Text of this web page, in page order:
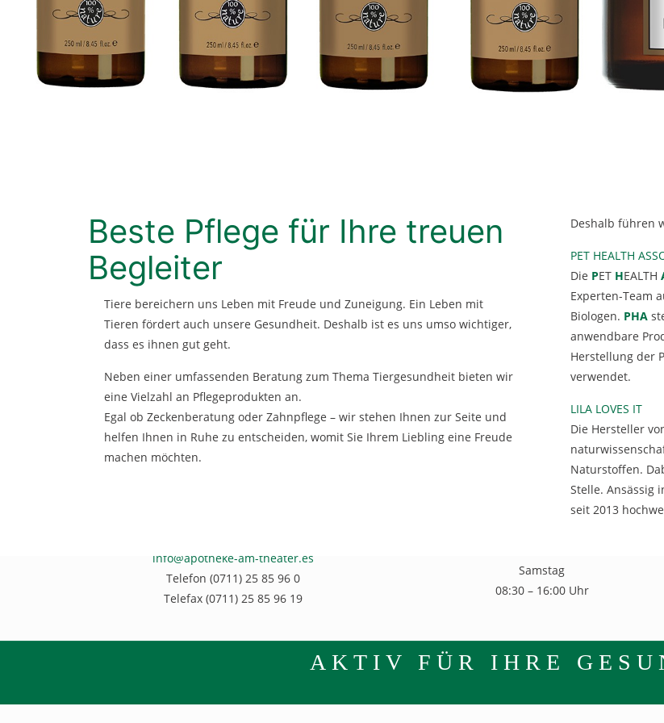
Beste Pflege für Ihre treuen
Begleiter
Tiere bereichern uns Leben mit Freude und Zuneigung. Ein Leben mit
Tieren fördert auch unsere Gesundheit. Deshalb ist es uns umso wichtiger,
dass es ihnen gut geht.
Neben einer umfassenden Beratung zum Thema Tiergesundheit bieten wir
eine Vielzahl an Pflegeprodukten an.
Egal ob Zeckenberatung oder Zahnpflege – wir stehen Ihnen zur Seite und
helfen Ihnen in Ruhe zu entscheiden, womit Sie Ihrem Liebling eine Freude
machen möchten.
Deshalb führen
PET HEALTH
Die PET HEALTH
Experten-Team
Biologen. PHA
anwendbare
Herstellung der
verwendet.
LILA LOVES IT
Die Hersteller
Naturstoffen.
Stelle. Ansässig
seit 2013
info@apotheke-am-theater.es
Telefon (0711) 25 85 96 0
Telefax (0711) 25 85 96 19
Öffnungszeiten
Montag bis Freitag
Samstag
08:30 – 16:00 Uhr
AKTIV FÜR IHRE